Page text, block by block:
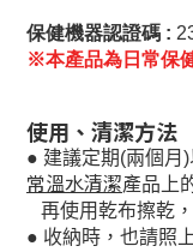
保健機器認證碼 :
※本產品為日常保
使用、清潔方法
● 建議定期(兩個月 )
常溫水清潔產品上
再使用乾布擦乾
● 收納時，也請照